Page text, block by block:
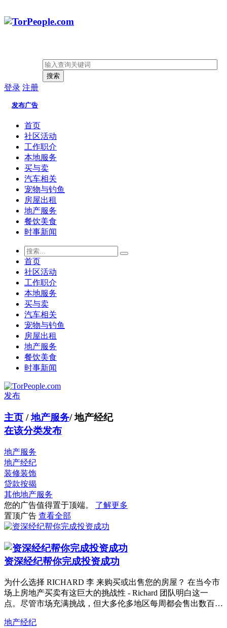
搜索
登录 注册
发布广告
首页
社区活动
工作职介
本地服务
买与卖
汽车相关
宠物与钓鱼
房屋出租
地产服务
餐饮美食
时事新闻
首页
社区活动
工作职介
本地服务
买与卖
汽车相关
宠物与钓鱼
房屋出租
地产服务
餐饮美食
时事新闻
发布
主页 /地产服务/地产经纪
在该分类发布
地产服务
地产经纪
装修装饰
贷款按揭
其他地产服务
您的广告值得置于顶端。 了解更多
置顶广告 查看全部
资深经纪帮你完成投资成功
为什么选择 RICHARD 李 来购买或出售您的房屋？ 在当今市
场上房地产买卖有这巨大的挑战性 - Richard 团队明白这一
点。尽管市场充满挑战，但大多伦多地区每周都会售出数百…
地产经纪